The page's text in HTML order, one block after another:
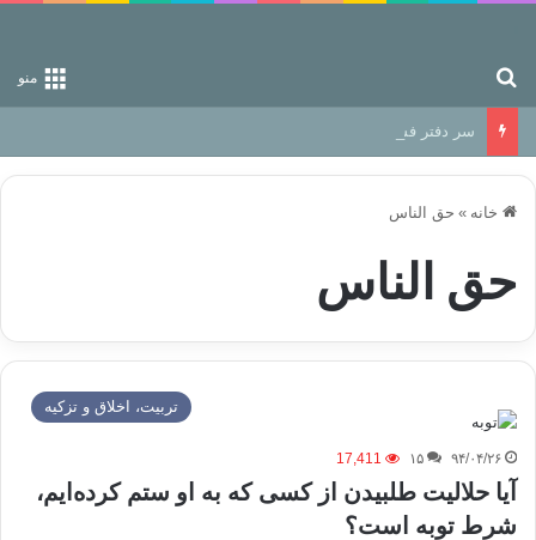
منو
سر دفتر فساد در زمین‌، دوری وکناره‌گیری از راه خداست‌!
خانه » حق الناس
حق الناس
تربیت، اخلاق و تزکیه
۹۴/۰۴/۲۶ ۱۵ 17,411
آیا حلالیت طلبیدن از کسی که به او ستم کرده‌ایم،
شرط توبه است؟